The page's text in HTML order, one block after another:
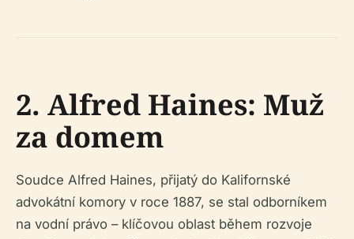
2. Alfred Haines: Muž
za domem
Soudce Alfred Haines, přijatý do Kalifornské
advokátní komory v roce 1887, se stal odborníkem
na vodní právo – klíčovou oblast během rozvoje